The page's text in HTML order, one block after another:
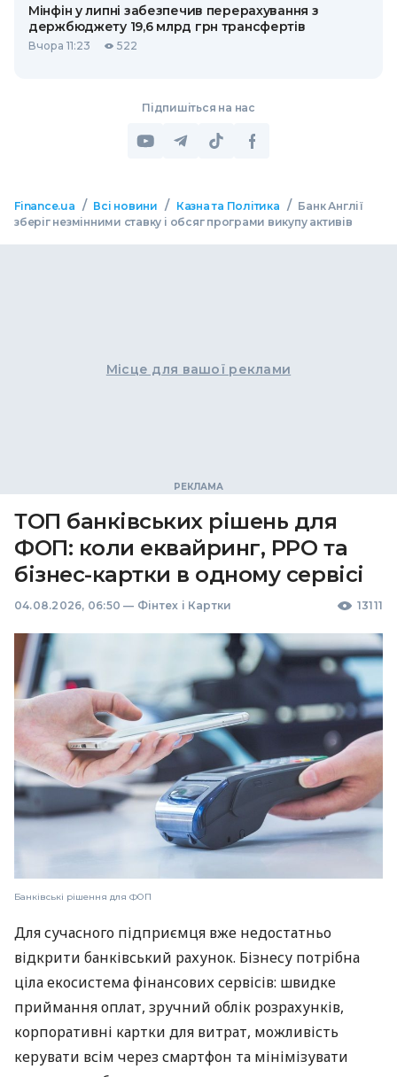
Мінфін у липні забезпечив перерахування з
держбюджету 19,6 млрд грн трансфертів
Вчора 11:23 522
Підпишіться на нас
Finance.ua / Всі новини / Казна та Політика / Банк Англії
зберіг незмінними ставку і обсяг програми викупу активів
Місце для вашої реклами
ТОП банківських рішень для
ФОП: коли еквайринг, РРО та
бізнес-картки в одному сервісі
04.08.2026, 06:50 — Фінтех і Картки 13111
Банківські рішення для ФОП
Для сучасного підприємця вже недостатньо
відкрити банківський рахунок. Бізнесу потрібна
ціла екосистема фінансових сервісів: швидке
приймання оплат, зручний облік розрахунків,
корпоративні картки для витрат, можливість
керувати всім через смартфон та мінімізувати